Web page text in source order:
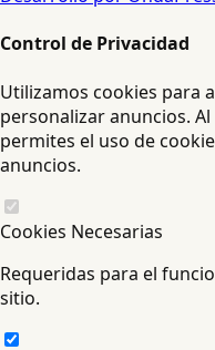
Control de Privacidad
Utilizamos cookies para
personalizar anuncios.
permites el uso de
anuncios.
Cookies Necesarias
Requeridas para el
sitio.